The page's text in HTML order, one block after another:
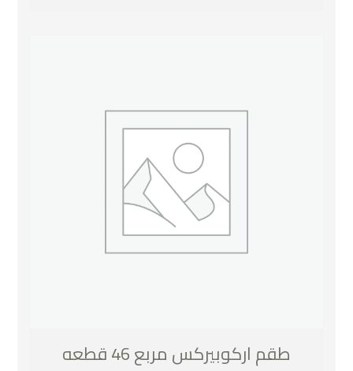
طقم اركوبيركس مربع 46 قطعه